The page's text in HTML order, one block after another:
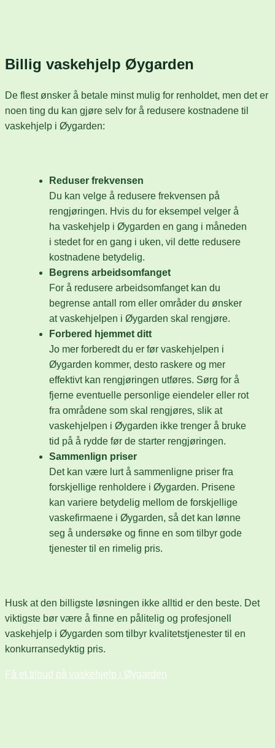
Billig vaskehjelp Øygarden
De flest ønsker å betale minst mulig for renholdet, men det er
noen ting du kan gjøre selv for å redusere kostnadene til
vaskehjelp i Øygarden:
Reduser frekvensen
Du kan velge å redusere frekvensen på
rengjøringen. Hvis du for eksempel velger å
ha vaskehjelp i Øygarden en gang i måneden
i stedet for en gang i uken, vil dette redusere
kostnadene betydelig.
Begrens arbeidsomfanget
For å redusere arbeidsomfanget kan du
begrense antall rom eller områder du ønsker
at vaskehjelpen i Øygarden skal rengjøre.
Forbered hjemmet ditt
Jo mer forberedt du er før vaskehjelpen i
Øygarden kommer, desto raskere og mer
effektivt kan rengjøringen utføres. Sørg for å
fjerne eventuelle personlige eiendeler eller rot
fra områdene som skal rengjøres, slik at
vaskehjelpen i Øygarden ikke trenger å bruke
tid på å rydde før de starter rengjøringen.
Sammenlign priser
Det kan være lurt å sammenligne priser fra
forskjellige renholdere i Øygarden. Prisene
kan variere betydelig mellom de forskjellige
vaskefirmaene i Øygarden, så det kan lønne
seg å undersøke og finne en som tilbyr gode
tjenester til en rimelig pris.
Husk at den billigste løsningen ikke alltid er den beste. Det
viktigste bør være å finne en pålitelig og profesjonell
vaskehjelp i Øygarden som tilbyr kvalitetstjenester til en
konkurransedyktig pris.
Få et tilbud på vaskehjelp i Øygarden